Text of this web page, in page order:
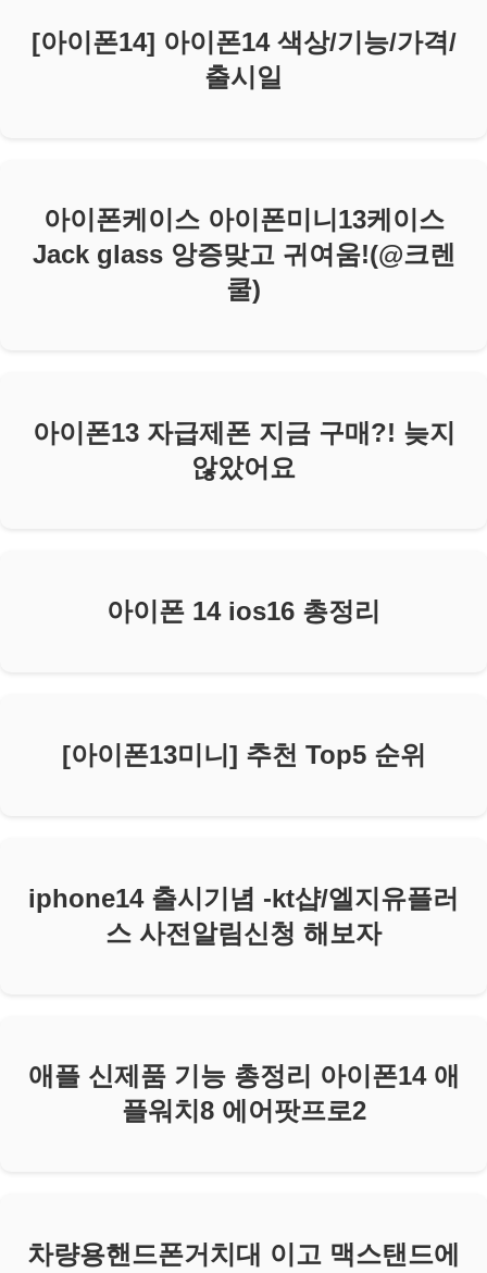
[아이폰14] 아이폰14 색상/기능/가격/
출시일
아이폰케이스 아이폰미니13케이스
Jack glass 앙증맞고 귀여움!(@크렌
쿨)
아이폰13 자급제폰 지금 구매?! 늦지
않았어요
아이폰 14 ios16 총정리
[아이폰13미니] 추천 Top5 순위
iphone14 출시기념 -kt샵/엘지유플러
스 사전알림신청 해보자
애플 신제품 기능 총정리 아이폰14 애
플워치8 에어팟프로2
차량용핸드폰거치대 이고 맥스탠드에